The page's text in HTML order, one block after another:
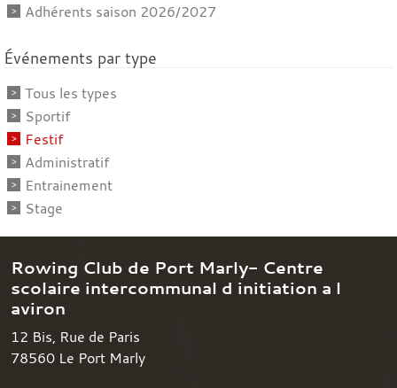
Adhérents saison 2026/2027
Événements par type
Tous les types
Sportif
Festif
Administratif
Entrainement
Stage
Rowing Club de Port Marly- Centre
scolaire intercommunal d initiation a l
aviron
12 Bis, Rue de Paris
78560 Le Port Marly